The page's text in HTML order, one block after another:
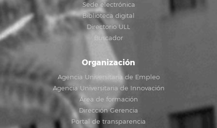
Sede electrónica
Biblioteca digital
Directorio ULL
Buscador
Organización
Agencia Universitaria de Empleo
Agencia Universitaria de Innovación
Área de formación
Dirección Gerencia
Portal de transparencia